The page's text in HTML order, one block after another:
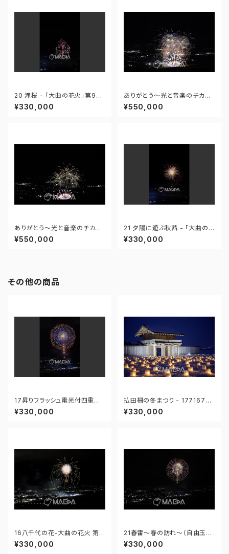
20 滝桜 - 「大曲の花火」第96
回全国花火競技大会 - 172558
419995110
¥330,000
ありがとう～光と音楽のチカラ
～ - 大曲の花火―春の章―「新
作花火コレクション2024 世界
¥550,000
ありがとう～光と音楽のチカラ
～ - 大曲の花火―春の章―「新
作花火コレクション2024 世界
¥550,000
21 夕陽に遊ぶ秋茜 - 「大曲の
花火」第96回全国花火競技大会
- 172558419949425
¥330,000
その他の商品
17昇りフラッシュ電光付四重芯
変化菊-大曲の花火 第97回全
国花火競技大会 - 1766712115
¥330,000
払田柵の冬まつり - 17716762
7858540
¥330,000
16八千代の花-大曲の花火 第9
7回全国花火競技大会 - 1766
71211571946
¥330,000
21春雷～春の訪れ～（自由玉）-
大曲の花火 第97回全国花火競
技大会 - 176671211987818
¥330,000